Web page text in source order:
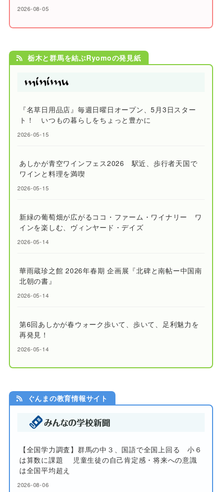
2026-08-05
栃木と群馬を結ぶRyomoの発見紙
『名草日用品店』毎週日曜日オープン、5月3日スター
ト！ いつもの暮らしをちょっと豊かに
2026-05-15
あしかが青空ワインフェス2026 駅近、歩行者天国で
ワインと料理を満喫
2026-05-15
新緑の葡萄畑が広がるココ・ファーム・ワイナリー ワ
インを楽しむ、ヴィンヤード・デイズ
2026-05-14
華雨蔵珍之館 2026年春期 企画展『北碑と南帖ー中国南
北朝の書』
2026-05-14
第6回あしかが春ウォーク歩いて、歩いて、足利魅力を
再発見！
2026-05-14
ぐんまの教育情報サイト
【全国学力調査】群馬の中３、国語で全国上回る 小６
は算数に課題 児童生徒の自己肯定感・将来への意識
は全国平均超え
2026-08-06